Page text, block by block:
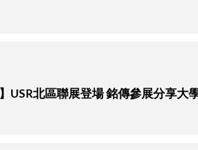
】USR北區聯展登場 銘傳參展分享大